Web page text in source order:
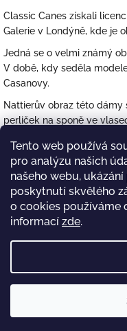
Tento web používá
pro analýzu našich
našeho webu,
poskytnutí skvělého
o cookies používáme
informací zde.
Classic Canes získali
Galerie v Londýně, kde je
Jedná se o velmi známý
V době, kdy seděla
Casanovy.
Nattierův obraz této dámy
perliček na sponě ve
2
https://